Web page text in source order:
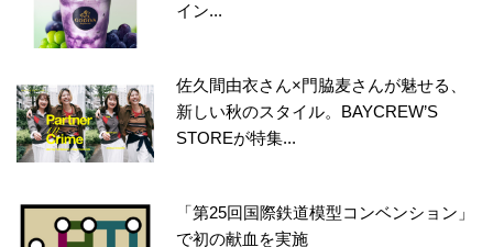
イン...
佐久間由衣さん×門脇麦さんが魅せる、
新しい秋のスタイル。BAYCREW’S
STOREが特集...
「第25回国際鉄道模型コンベンション」
で初の献血を実施